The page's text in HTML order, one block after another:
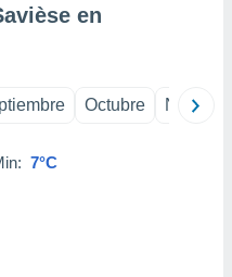
en
Octubre
7°C